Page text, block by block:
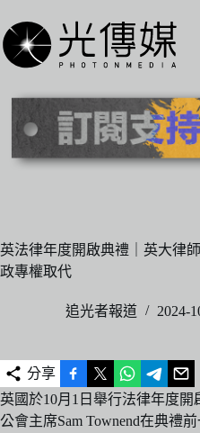
至
主
內
英法律年度開啟典禮｜英大律
政專權取代
追光者報道 2024-
分享
英國於10月1日舉行法律年度
公會主席Sam Townend在典禮